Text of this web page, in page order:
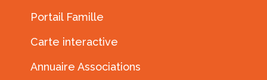
Portail Famille
Carte interactive
Annuaire Associations